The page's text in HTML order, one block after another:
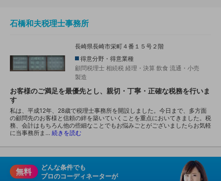
石橋和夫税理士事務所
長崎県長崎市栄町４番１５号２階
得意分野・得意業種
顧問税理士 相続税 経理・決算 飲食 流通・小売
製造
お客様のご満足を最優先とし、親切・丁寧・正確な税務を行いま
す
私は、平成12年、28歳で税理士事務所を開設しました。今日まで、多方面
の顧問先のお客様と信頼の絆を築いていくことを重点においてきました。税
務、会計はもちろん他の些細なことでもお悩みごとがございましたらお気軽
に当事務所ま… 続きを読む
無料
どんな条件でも
プロのコーディネーターが